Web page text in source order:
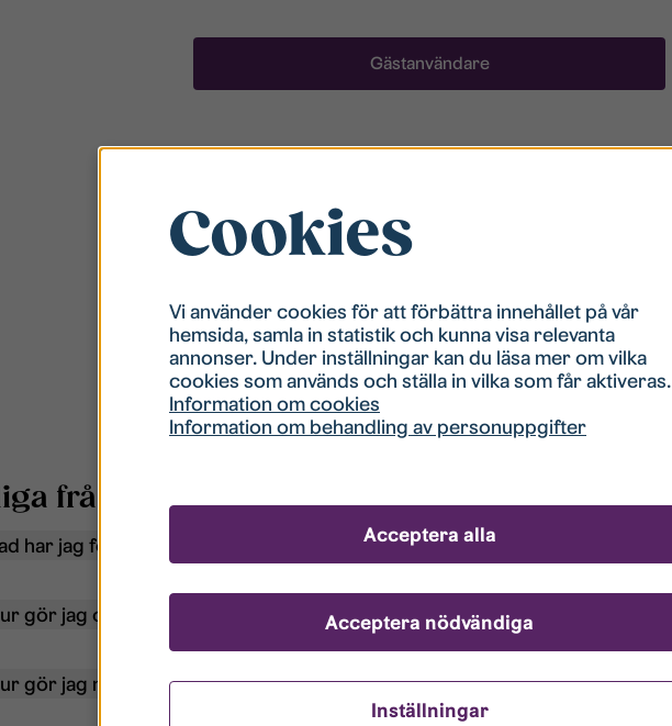
Gästanvändare
För att ha möjlighet att söka boende måste du vara
snabbt!
Registrera ett konto
frågor och svar
har jag för användarnamn?
gör jag om mitt konto är låst?
gör jag när jag glömt mitt lösenord?
Cookies
Vi använder cookies för att förbättra innehållet på vår
hemsida, samla in statistik och kunna visa relevanta
annonser. Under inställningar kan du läsa mer om vilka
cookies som används och ställa in vilka som får aktiveras.
Information om cookies
Information om behandling av personuppgifter
Inställningar
Acceptera nödvändiga
Acceptera alla